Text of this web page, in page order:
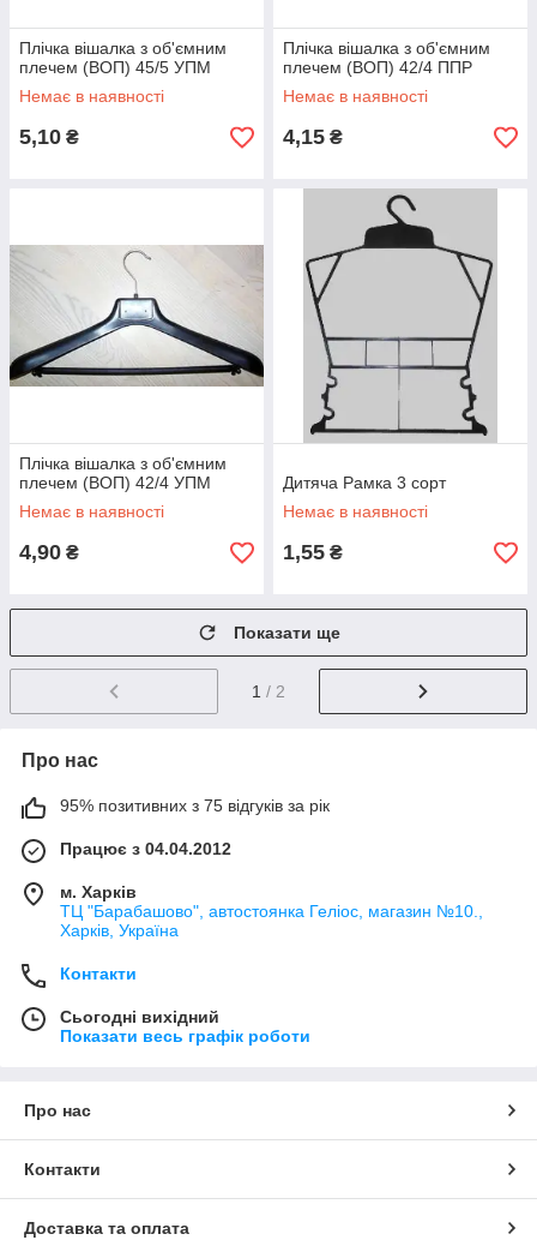
Плічка вішалка з об'ємним
плечем (ВОП) 45/5 УПМ
Немає в наявності
5,10 ₴
Плічка вішалка з об'ємним
плечем (ВОП) 42/4 ППР
Немає в наявності
4,15 ₴
Плічка вішалка з об'ємним
плечем (ВОП) 42/4 УПМ
Немає в наявності
4,90 ₴
Дитяча Рамка 3 сорт
Немає в наявності
1,55 ₴
Показати ще
1 / 2
Про нас
95% позитивних з 75 відгуків за рік
Працює з 04.04.2012
м. Харків
ТЦ "Барабашово", автостоянка Геліос, магазин №10.,
Харків, Україна
Контакти
Сьогодні вихідний
Показати весь графік роботи
Про нас
Контакти
Доставка та оплата